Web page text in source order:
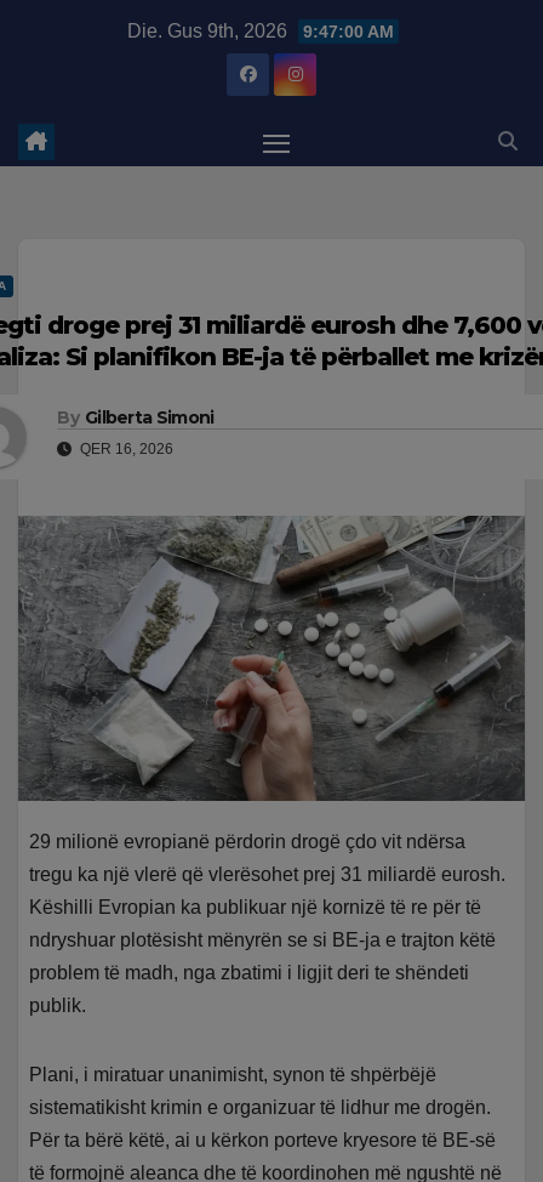
Die. Gus 9th, 2026 9:47:01 AM
droge prej 31 miliardë eurosh dhe 7,600
Si planifikon BE-ja të përballet me
By Gilberta Simoni
QER 16, 2026
29 milionë evropianë përdorin drogë çdo vit ndërsa
tregu ka një vlerë që vlerësohet prej 31 miliardë eurosh.
Këshilli Evropian ka publikuar një kornizë të re për të
ndryshuar plotësisht mënyrën se si BE-ja e trajton këtë
problem të madh, nga zbatimi i ligjit deri te shëndeti
publik.
Plani, i miratuar unanimisht, synon të shpërbëjë
sistematikisht krimin e organizuar të lidhur me drogën.
Për ta bërë këtë, ai u kërkon porteve kryesore të BE-së
të formojnë aleanca dhe të koordinohen më ngushtë në